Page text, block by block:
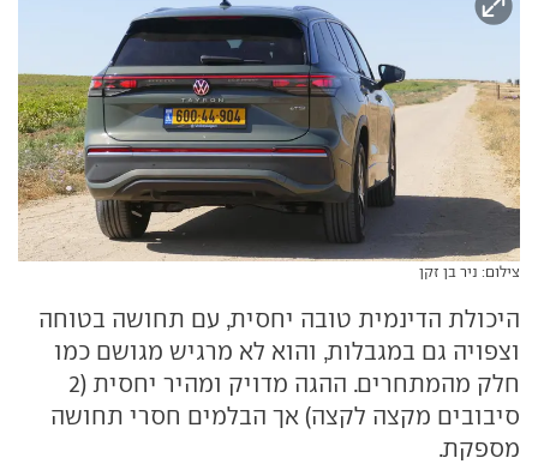
צילום: ניר בן זקן
היכולת הדינמית טובה יחסית, עם תחושה בטוחה
וצפויה גם במגבלות, והוא לא מרגיש מגושם כמו
חלק מהמתחרים. ההגה מדויק ומהיר יחסית (2
סיבובים מקצה לקצה) אך הבלמים חסרי תחושה
מספקת.